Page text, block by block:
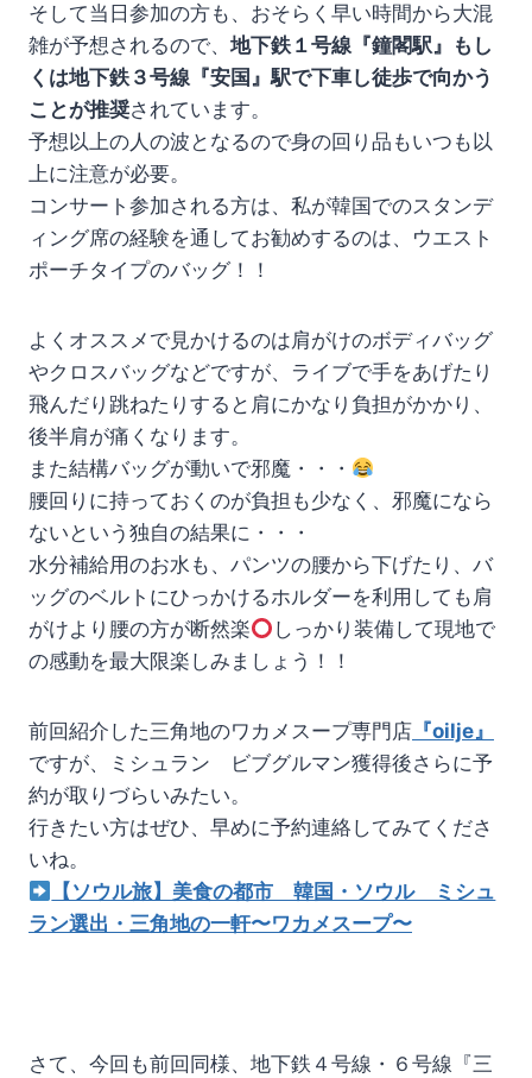
そして当日参加の方も、おそらく早い時間から大混
雑が予想されるので、 地下鉄１号線『鐘閣駅』もし
くは地下鉄３号線『安国』駅で下車し徒歩で向かう
ことが推奨されています。
予想以上の人の波となるので身の回り品もいつも以
上に注意が必要。
コンサート参加される方は、私が韓国でのスタンデ
ィング席の経験を通してお勧めするのは、ウエスト
ポーチタイプのバッグ！！
よくオススメで見かけるのは肩がけのボディバッグ
やクロスバッグなどですが、ライブで手をあげたり
飛んだり跳ねたりすると肩にかなり負担がかかり、
後半肩が痛くなります。
また結構バッグが動いで邪魔・・・
腰回りに持っておくのが負担も少なく、邪魔になら
ないという独自の結果に・・・
水分補給用のお水も、パンツの腰から下げたり、バ
ッグのベルトにひっかけるホルダーを利用しても肩
がけより腰の方が断然楽
しっかり装備して現地で
の感動を最大限楽しみましょう！！
前回紹介した三角地のワカメスープ専門店 『oilje』
ですが、ミシュラン ビブグルマン獲得後さらに予
約が取りづらいみたい。
行きたい方はぜひ、早めに予約連絡してみてくださ
いね。
【ソウル旅】美食の都市 韓国・ソウル ミシュ
ラン選出・三角地の一軒〜ワカメスープ〜
さて、今回も前回同様、地下鉄４号線・６号線『三